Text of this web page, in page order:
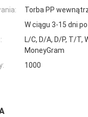
Torba PP
W ciągu 3-15 dni
L/C, D/A, D/P, T/T,
MoneyGram
1000